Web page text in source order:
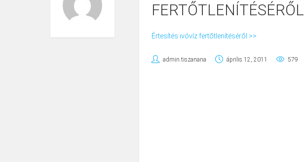
FERTŐTLENÍTÉSÉRŐL
Értesítés ivóvíz fertőtlenítéséről >>
admin.tiszanana április 12, 2011 579